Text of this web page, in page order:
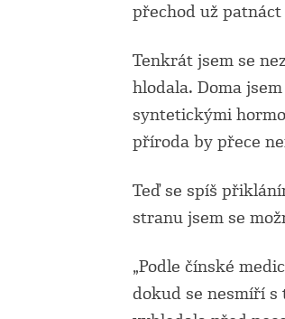
přechod už patnáct
Tenkrát jsem se
hlodala. Doma
syntetickými
příroda by přece
Teď se spíš
stranu jsem se
„Podle čínské
dokud se nesmíří